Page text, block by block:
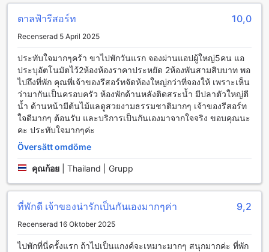
ตาลฟ้ารีสอร์ท 10,0
Recenserad 5 April 2025
ประทับใจมากๆคร้า ขาไปพักวันแรก จองผ่านแอปผู้ใหญ่5คน แอ
ประบุอัตโนมัตไว้2ห้องห้องราคาประหยัด 2ห้องพันสามสิบบาท พอ
ไปถึงที่พัก คุณพี่เจ้าของรีสอร์ทจัดห้องใหญ่กว่าที่จองให้ เพราะเห็น
ว่ามากันเป็นครอบครัว ห้องพักด้านหลังติดสระน้ำ มีปลาตัวใหญ่ตี
น้ำ ด้านหน้ามีต้นไม้แลดูสวยงามธรรมชาติมากๆ เจ้าของรีสอร์ท
ใจดีมากๆ ต้อนรับ และบริการเป็นกันเองมาจากใจจริง ขอบคุณนะ
คะ ประทับใจมากๆค่ะ
Översätt omdöme
คุณก้อย Thailand | Grupp
ที่พักดี เจ้าของน่ารักเป็นกันเองมากๆค่า 9,2
Recenserad 16 Oktober 2025
ไปพักที่นี่ครั้งแรก ถ้าไปเป็นแกงค์จะเหมาะมากๆ สนุกมากค่ะ ที่พัก